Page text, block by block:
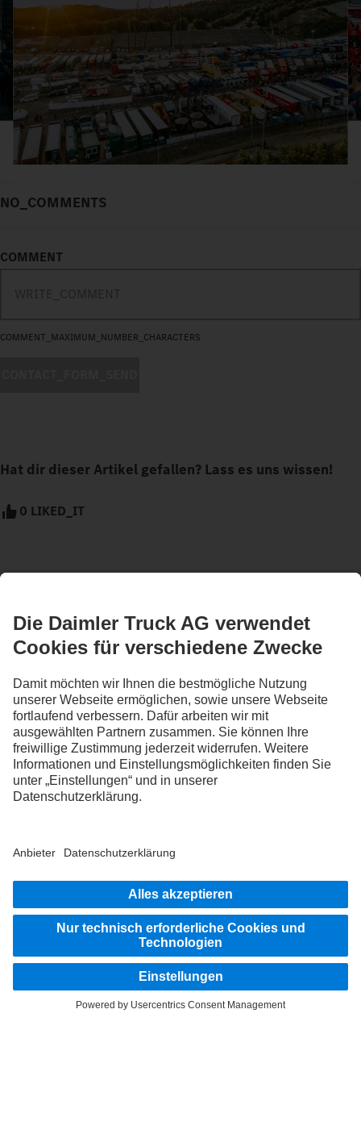
NO_COMMENTS
COMMENT
COMMENT_MAXIMUM_NUMBER_CHARACTERS
Hat dir dieser Artikel gefallen? Lass es uns wissen!
0 LIKED_IT
BLEIB IN KONTAKT.
Entdecke Mercedes-Benz Trucks auf unseren digitalen
Kanälen.
Tausche jetzt Erfahrungen mit anderen Truckerinnen und